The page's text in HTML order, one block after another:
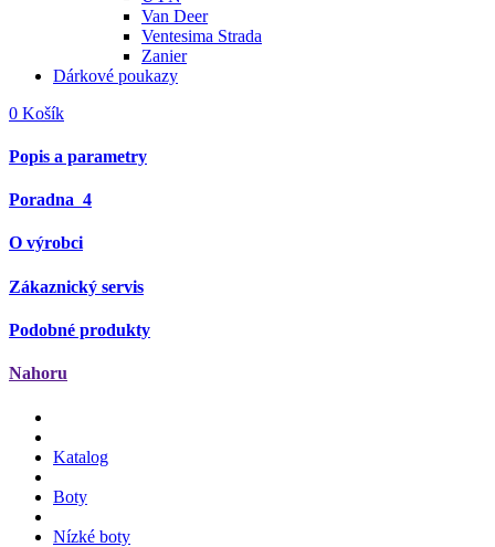
Van Deer
Ventesima Strada
Zanier
Dárkové poukazy
0 Košík
Popis a parametry
Poradna 4
O výrobci
Zákaznický servis
Podobné produkty
Nahoru
Katalog
Boty
Nízké boty